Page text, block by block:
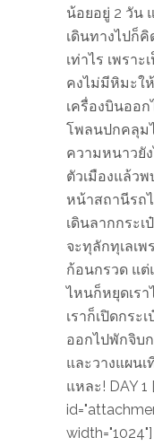
น้อยอยู่ 2 วัน
เดินทางไปก็
เท่าไร​ เพรา
คงไม่มีหิมะใ
เครื่องบินออ
โพลนปกคลุม
ความหนาวยั
ตัวเมืองแล้ว
หน้าสถานีรถ
เดินลากกระเ
จะทุลักทุเลเพ
ก้อนกรวด แ
ไหนก็หยุดเร
เราก็เปิดกร
ออกไปพักจิบ
และวางแผน
แหละ! DAY 1